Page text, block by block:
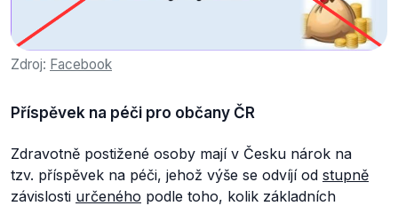
Zdroj: Facebook
Příspěvek na péči pro občany ČR
Zdravotně postižené osoby mají v Česku nárok na
tzv. příspěvek na péči, jehož výše se odvíjí od stupně
závislosti určeného podle toho, kolik základních